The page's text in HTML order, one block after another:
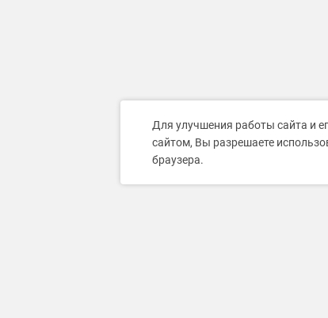
Для улучшения работы сайта и
сайтом, Вы разрешаете
браузера.